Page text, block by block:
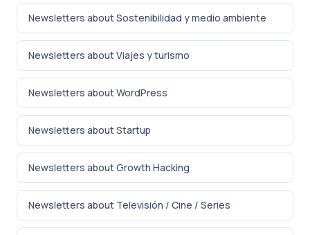
Newsletters about Sostenibilidad y medio ambiente
Newsletters about Viajes y turismo
Newsletters about WordPress
Newsletters about Startup
Newsletters about Growth Hacking
Newsletters about Televisión / Cine / Series